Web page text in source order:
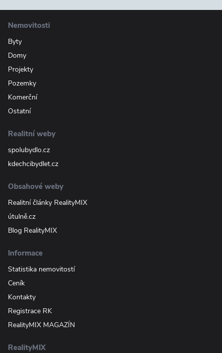
Nemovitosti
Byty
Domy
Projekty
Pozemky
Komerční
Ostatní
Realitní weby
spolubydlo.cz
kdechcibydlet.cz
Obsahové weby
Realitní články RealityMIX
útulně.cz
Blog RealityMIX
Informace
Statistika nemovitostí
Ceník
Kontakty
Registrace RK
RealityMIX MAGAZÍN
RealityMIX